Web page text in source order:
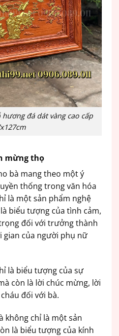
đá dát vàng cao cấp
mừng thọ
bà mang theo một ý
thống trong văn hóa
là một sản phẩm nghệ
biểu tượng của tình cảm,
đối với trưởng thành
gian của người phụ nữ
là biểu tượng của sự
còn là lời chúc mừng, lời
đối với bà.
không chỉ là một sản
là biểu tượng của kính